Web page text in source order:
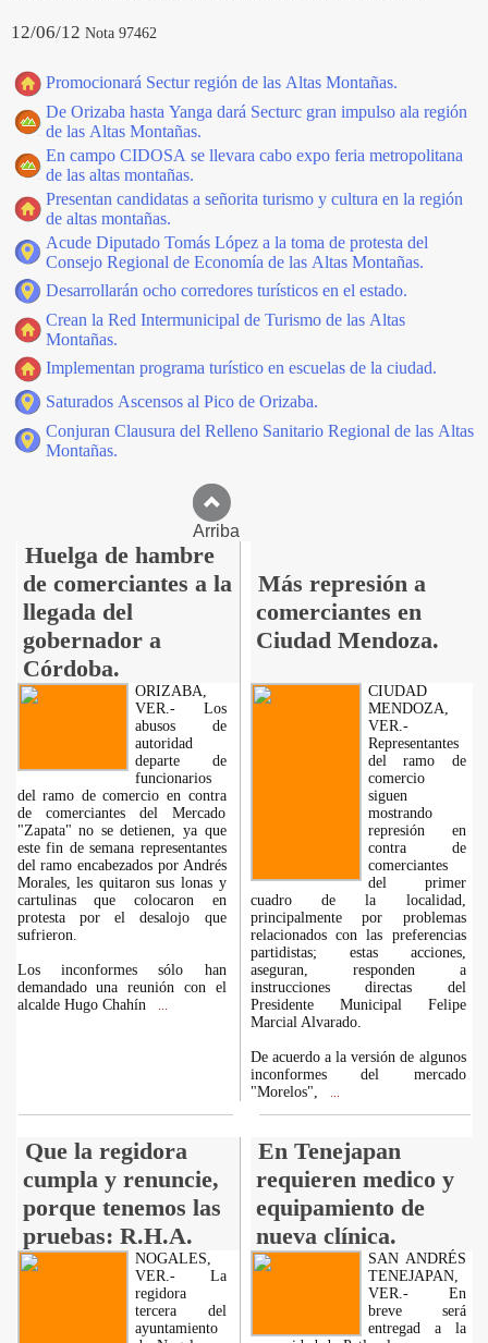
12/06/12 Nota 97462
Promocionará Sectur región de las Altas Montañas.
De Orizaba hasta Yanga dará Secturc gran impulso ala región
de las Altas Montañas.
En campo CIDOSA se llevara cabo expo feria metropolitana
de las altas montañas.
Presentan candidatas a señorita turismo y cultura en la región
de altas montañas.
Acude Diputado Tomás López a la toma de protesta del
Consejo Regional de Economía de las Altas Montañas.
Desarrollarán ocho corredores turísticos en el estado.
Crean la Red Intermunicipal de Turismo de las Altas
Montañas.
Implementan programa turístico en escuelas de la ciudad.
Saturados Ascensos al Pico de Orizaba.
Conjuran Clausura del Relleno Sanitario Regional de las Altas
Montañas.
Arriba
Huelga de hambre
de comerciantes a la
llegada del
gobernador a
Córdoba.
Más represión a
comerciantes en
Ciudad Mendoza.
ORIZABA,
VER.- Los
abusos de
autoridad
departe de
funcionarios
del ramo de comercio en contra
de comerciantes del Mercado
"Zapata" no se detienen, ya que
este fin de semana representantes
del ramo encabezados por Andrés
Morales, les quitaron sus lonas y
cartulinas que colocaron en
protesta por el desalojo que
sufrieron.
Los inconformes sólo han
demandado una reunión con el
alcalde Hugo Chahín
CIUDAD
MENDOZA,
VER.-
Representantes
del ramo de
comercio
siguen
mostrando
represión en
contra de
comerciantes
del primer
cuadro de la localidad,
principalmente por problemas
relacionados con las preferencias
partidistas; estas acciones,
aseguran, responden a
instrucciones directas del
Presidente Municipal Felipe
Marcial Alvarado.
De acuerdo a la versión de algunos
inconformes del mercado
"Morelos",
Que la regidora
cumpla y renuncie,
porque tenemos las
pruebas: R.H.A.
En Tenejapan
requieren medico y
equipamiento de
nueva clínica.
NOGALES,
VER.- La
regidora
tercera del
ayuntamiento
SAN ANDRÉS
TENEJAPAN,
VER.- En
breve será
entregad a la